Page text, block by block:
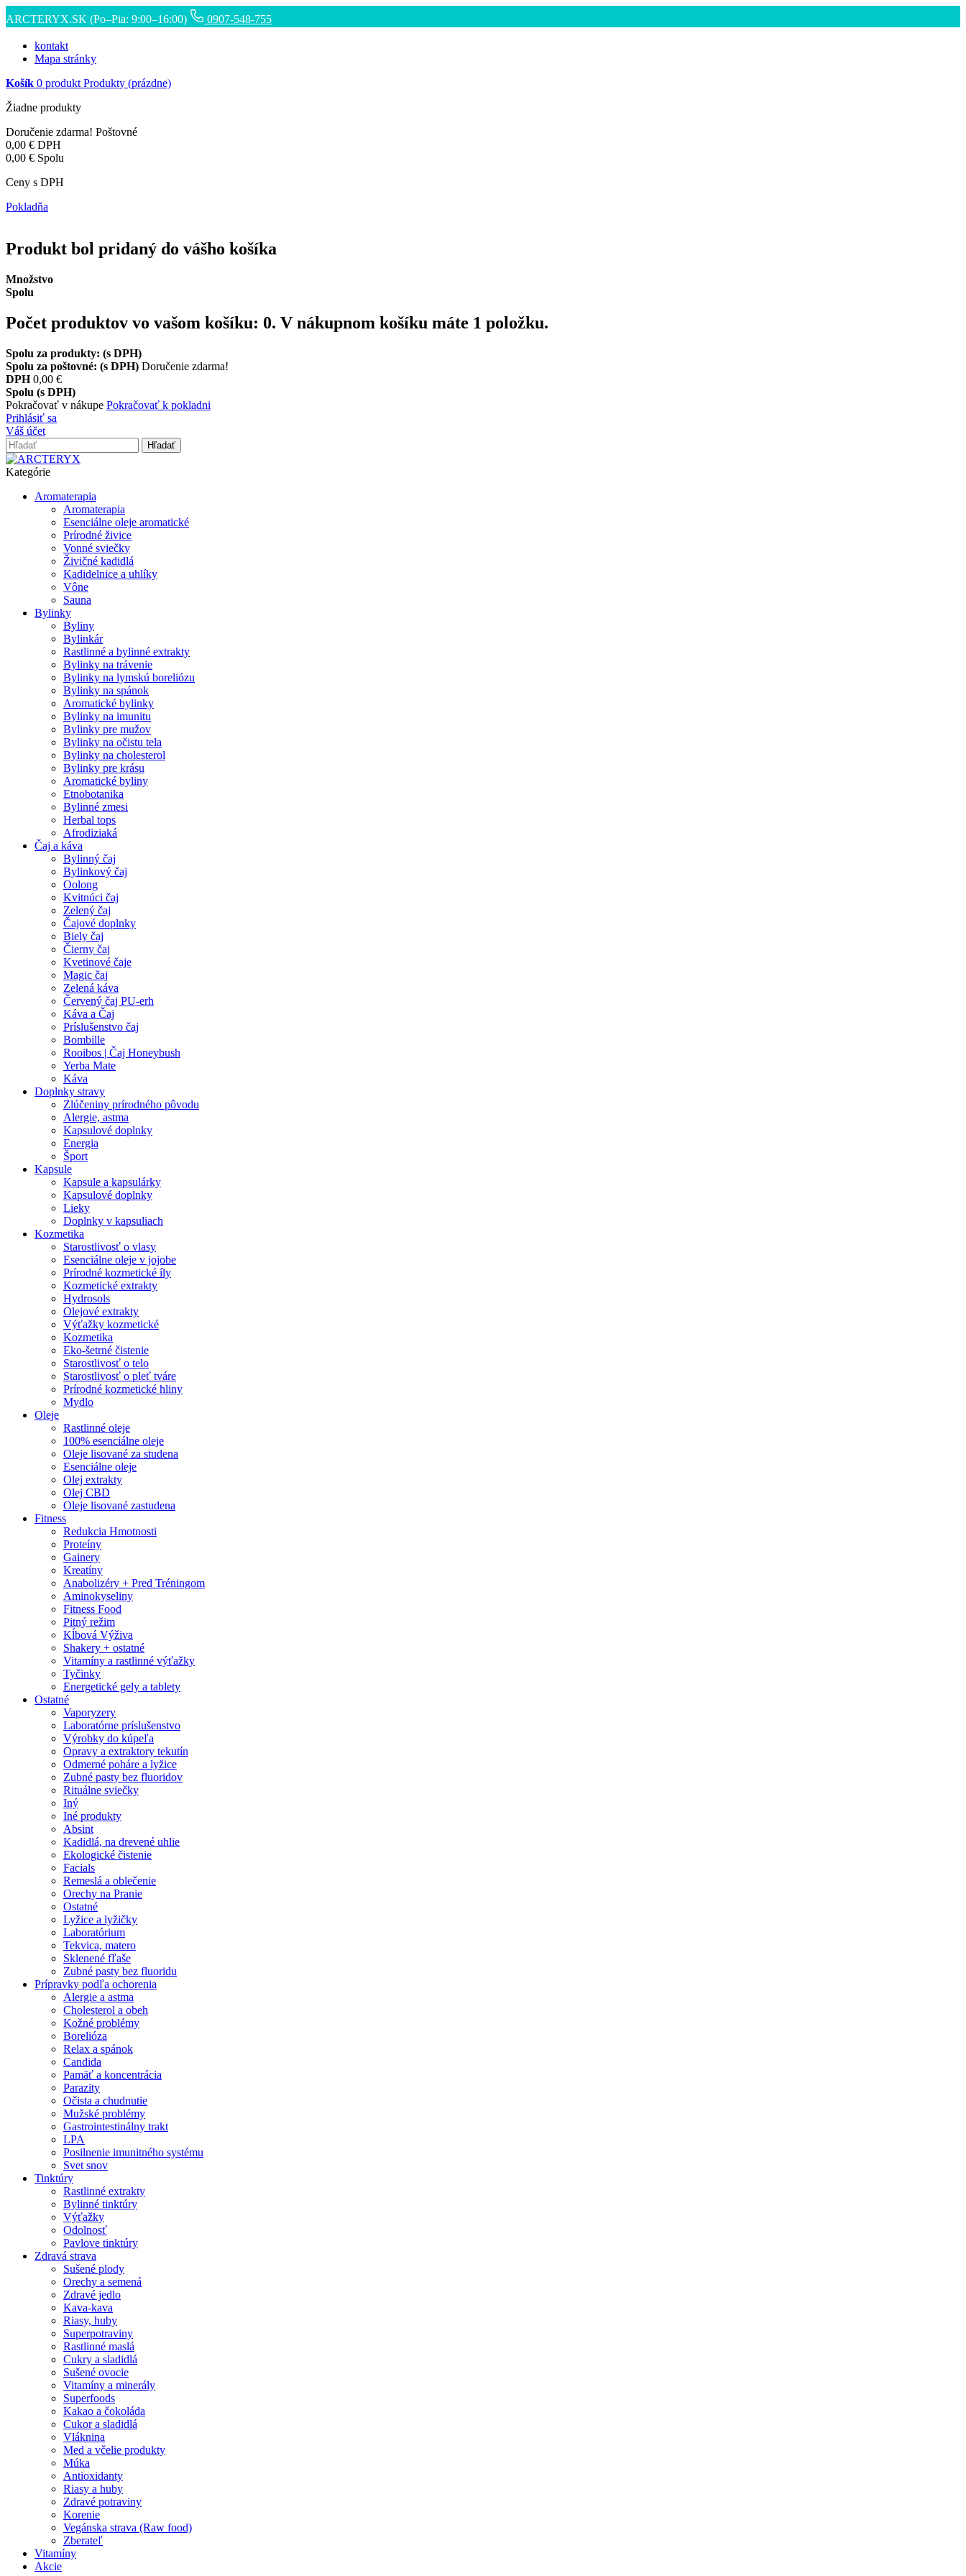
ARCTERYX.SK (Po–Pia: 9:00–16:00) 0907-548-755
kontakt
Mapa stránky
Košík 0 produkt Produkty (prázdne)
Žiadne produkty
Doručenie zdarma! Poštovné
0,00 € DPH
0,00 € Spolu
Ceny s DPH
Pokladňa
Produkt bol pridaný do vášho košíka
Množstvo
Spolu
Počet produktov vo vašom košíku: 0. V nákupnom košíku máte 1 položku.
Spolu za produkty: (s DPH)
Spolu za poštovné: (s DPH) Doručenie zdarma!
DPH 0,00 €
Spolu (s DPH)
Pokračovať v nákupe Pokračovať k pokladni
Prihlásiť sa
Váš účet
Hľadať
Kategórie
Aromaterapia
Aromaterapia
Esenciálne oleje aromatické
Prírodné živice
Vonné sviečky
Živičné kadidlá
Kadidelnice a uhlíky
Vône
Sauna
Bylinky
Byliny
Bylinkár
Rastlinné a bylinné extrakty
Bylinky na trávenie
Bylinky na lymskú boreliózu
Bylinky na spánok
Aromatické bylinky
Bylinky na imunitu
Bylinky pre mužov
Bylinky na očistu tela
Bylinky na cholesterol
Bylinky pre krásu
Aromatické byliny
Etnobotanika
Bylinné zmesi
Herbal tops
Afrodiziaká
Čaj a káva
Bylinný čaj
Bylinkový čaj
Oolong
Kvitnúci čaj
Zelený čaj
Čajové doplnky
Biely čaj
Čierny čaj
Kvetinové čaje
Magic čaj
Zelená káva
Červený čaj PU-erh
Káva a Čaj
Príslušenstvo čaj
Bombille
Rooibos | Čaj Honeybush
Yerba Mate
Káva
Doplnky stravy
Zlúčeniny prírodného pôvodu
Alergie, astma
Kapsulové doplnky
Energia
Šport
Kapsule
Kapsule a kapsulárky
Kapsulové doplnky
Lieky
Doplnky v kapsuliach
Kozmetika
Starostlivosť o vlasy
Esenciálne oleje v jojobe
Prírodné kozmetické íly
Kozmetické extrakty
Hydrosols
Olejové extrakty
Výťažky kozmetické
Kozmetika
Eko-šetrné čistenie
Starostlivosť o telo
Starostlivosť o pleť tváre
Prírodné kozmetické hliny
Mydlo
Oleje
Rastlinné oleje
100% esenciálne oleje
Oleje lisované za studena
Esenciálne oleje
Olej extrakty
Olej CBD
Oleje lisované zastudena
Fitness
Redukcia Hmotnosti
Proteíny
Gainery
Kreatíny
Anabolizéry + Pred Tréningom
Aminokyseliny
Fitness Food
Pitný režim
Kĺbová Výživa
Shakery + ostatné
Vitamíny a rastlinné výťažky
Tyčinky
Energetické gely a tablety
Ostatné
Vaporyzery
Laboratórne príslušenstvo
Výrobky do kúpeľa
Opravy a extraktory tekutín
Odmerné poháre a lyžice
Zubné pasty bez fluoridov
Rituálne sviečky
Iný
Iné produkty
Absint
Kadidlá, na drevené uhlie
Ekologické čistenie
Facials
Remeslá a oblečenie
Orechy na Pranie
Ostatné
Lyžice a lyžičky
Laboratórium
Tekvica, matero
Sklenené fľaše
Zubné pasty bez fluoridu
Prípravky podľa ochorenia
Alergie a astma
Cholesterol a obeh
Kožné problémy
Borelióza
Relax a spánok
Candida
Pamäť a koncentrácia
Parazity
Očista a chudnutie
Mužské problémy
Gastrointestinálny trakt
LPA
Posilnenie imunitného systému
Svet snov
Tinktúry
Rastlinné extrakty
Bylinné tinktúry
Výťažky
Odolnosť
Pavlove tinktúry
Zdravá strava
Sušené plody
Orechy a semená
Zdravé jedlo
Kava-kava
Riasy, huby
Superpotraviny
Rastlinné maslá
Cukry a sladidlá
Sušené ovocie
Vitamíny a minerály
Superfoods
Kakao a čokoláda
Cukor a sladidlá
Vláknina
Med a včelie produkty
Múka
Antioxidanty
Riasy a huby
Zdravé potraviny
Korenie
Vegánska strava (Raw food)
Zberateľ
Vitamíny
Akcie